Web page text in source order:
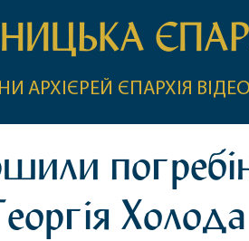
АРХІЄРЕЙ ЄПАРХІЯ ВІДЕО
Холода